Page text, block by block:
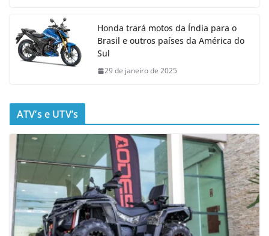
Honda trará motos da Índia para o
Brasil e outros países da América do
Sul
29 de janeiro de 2025
ATV’s e UTV’s